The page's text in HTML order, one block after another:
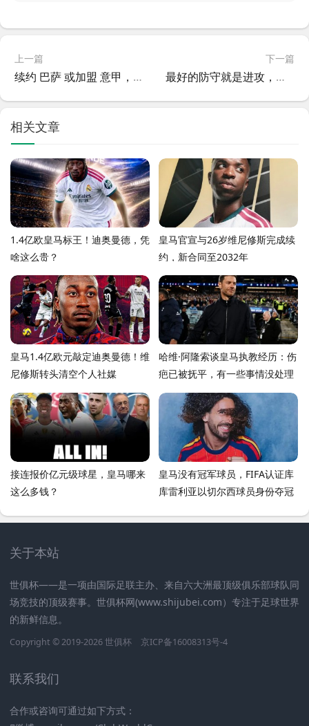
上一篇
续约 巴萨 或加盟 意甲，莱万 将做何选择？
下一篇
最好的防守就是进攻，巴黎 拜仁 谱写世界名局！
相关文章
1.4亿欧皇马标王！迪奥曼德，凭
啥这么贵？
皇马官宣与26岁维尼修斯完成续
约，新合同至2032年
皇马1.4亿欧元敲定迪奥曼德！维
尼修斯转头清空个人社媒
哈维·阿隆索谈皇马执教经历：伤
疤已被抚平，有一些事情没处理
好
接连报价亿元级球星，皇马哪来
这么多钱？
皇马没有冠军球员，FIFA认证库
库雷利亚以切尔西球员身份夺冠
关于本站
世俱杯——是一项由国际足联主办、来自六大洲最顶级俱乐部球队同
场竞技的顶级赛事。世俱杯网(www.shijubei.com）专注于足球世界
的新鲜信息。
Copyright © 2019-2026 世俱杯 京ICP备16008313号-4
联系我们
合作或咨询可通过如下方式：